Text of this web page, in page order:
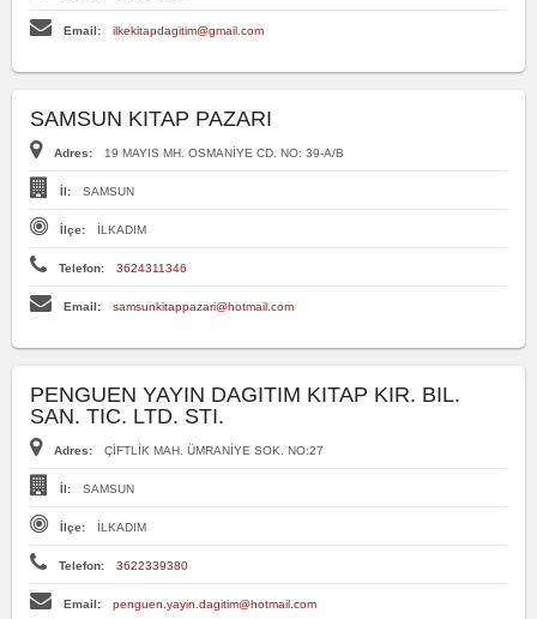
Email: ilkekitapdagitim@gmail.com
SAMSUN KITAP PAZARI
Adres: 19 MAYIS MH. OSMANİYE CD. NO: 39-A/B
İl: SAMSUN
İlçe: İLKADIM
Telefon: 3624311346
Email: samsunkitappazari@hotmail.com
PENGUEN YAYIN DAGITIM KITAP KIR. BIL.
SAN. TIC. LTD. STI.
Adres: ÇİFTLİK MAH. ÜMRANİYE SOK. NO:27
İl: SAMSUN
İlçe: İLKADIM
Telefon: 3622339380
Email: penguen.yayin.dagitim@hotmail.com